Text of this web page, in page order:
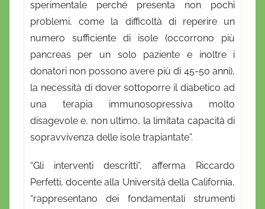
sperimentale perché presenta non pochi
problemi, come la difficoltà di reperire un
numero sufficiente di isole (occorrono più
pancreas per un solo paziente e inoltre i
donatori non possono avere più di 45-50 anni),
la necessità di dover sottoporre il diabetico ad
una terapia immunosopressiva molto
disagevole e, non ultimo, la limitata capacità di
sopravvivenza delle isole trapiantate”.
“Gli interventi descritti”, afferma Riccardo
Perfetti, docente alla Università della California,
“rappresentano dei fondamentali strumenti